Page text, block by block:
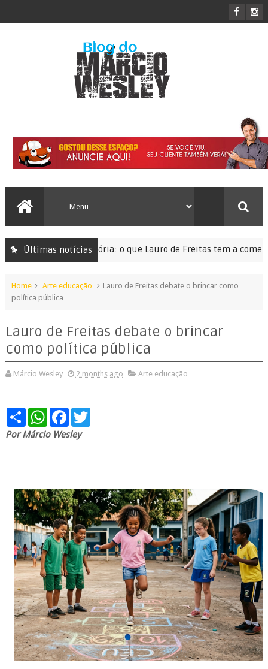
Últimas notícias
sem memória: o que Lauro de Freitas tem a comemorar?
Home Arte educação
Lauro de Freitas debate o brincar como
política pública
Lauro de Freitas debate o brincar
como política pública
Márcio Wesley 2 months ago Arte educação
S
h
a
W
h
a
F
c
T
Por Márcio Wesley